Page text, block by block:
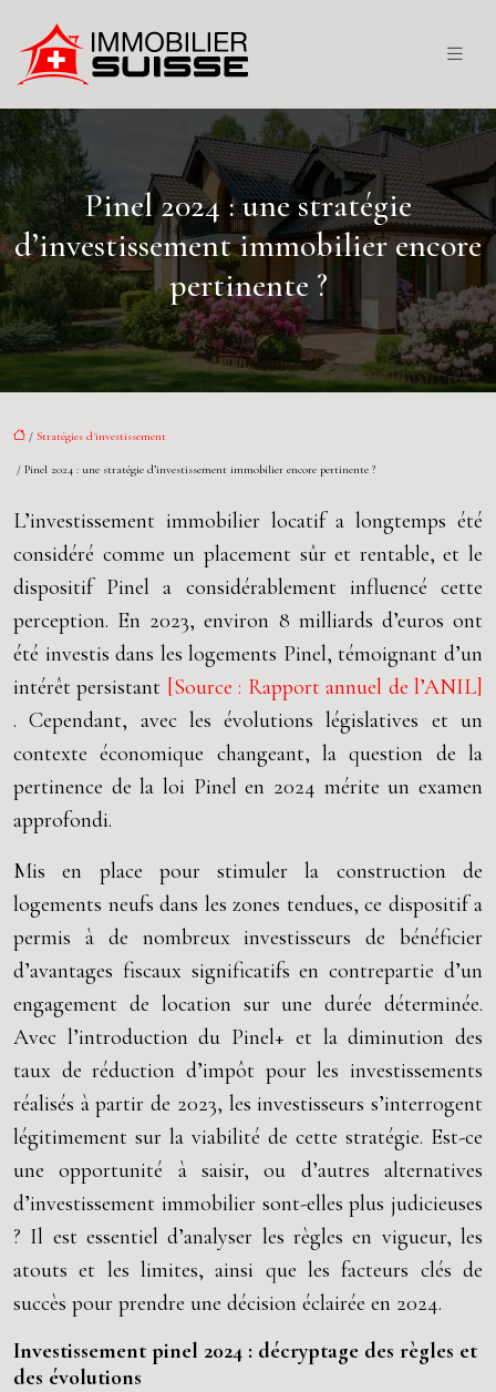
Pinel 2024 : une stratégie
d’investissement immobilier encore
pertinente ?
/ Stratégies d'investissement
/ Pinel 2024 : une stratégie d’investissement immobilier encore pertinente ?
L’investissement immobilier locatif a longtemps été
considéré comme un placement sûr et rentable, et le
dispositif Pinel a considérablement influencé cette
perception. En 2023, environ 8 milliards d’euros ont
été investis dans les logements Pinel, témoignant d’un
intérêt persistant [Source : Rapport annuel de l’ANIL]
. Cependant, avec les évolutions législatives et un
contexte économique changeant, la question de la
pertinence de la loi Pinel en 2024 mérite un examen
approfondi.
Mis en place pour stimuler la construction de
logements neufs dans les zones tendues, ce dispositif a
permis à de nombreux investisseurs de bénéficier
d’avantages fiscaux significatifs en contrepartie d’un
engagement de location sur une durée déterminée.
Avec l’introduction du Pinel+ et la diminution des
taux de réduction d’impôt pour les investissements
réalisés à partir de 2023, les investisseurs s’interrogent
légitimement sur la viabilité de cette stratégie. Est-ce
une opportunité à saisir, ou d’autres alternatives
d’investissement immobilier sont-elles plus judicieuses
? Il est essentiel d’analyser les règles en vigueur, les
atouts et les limites, ainsi que les facteurs clés de
succès pour prendre une décision éclairée en 2024.
Investissement pinel 2024 : décryptage des règles et
des évolutions